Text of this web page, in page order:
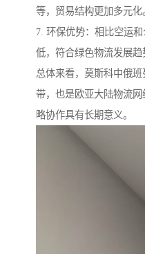
等，贸易结构更加多元化
7. 环保优势：相比空运
低，符合绿色物流发展趋
总体来看，莫斯科中俄
带，也是欧亚大陆物流
略协作具有长期意义。